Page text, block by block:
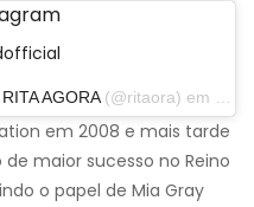
RITA AGORA(@ritaora) em 9 de julho de 2020 às 13h42 PDT
em 2008 e mais tarde
maior sucesso no Reino
o papel de Mia Gray